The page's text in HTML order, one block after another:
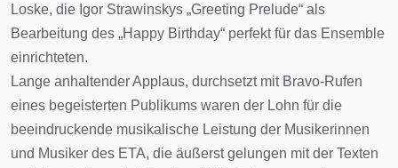
Loske, die Igor Strawinskys „Greeting Prelude“ als
Bearbeitung des „Happy Birthday“ perfekt für das Ensemble
einrichteten.
Lange anhaltender Applaus, durchsetzt mit Bravo-Rufen
eines begeisterten Publikums waren der Lohn für die
beeindruckende musikalische Leistung der Musikerinnen
und Musiker des ETA, die äußerst gelungen mit der Texten